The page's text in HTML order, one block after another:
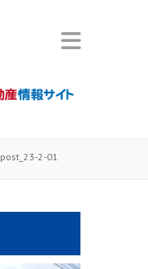
post_23-2-01